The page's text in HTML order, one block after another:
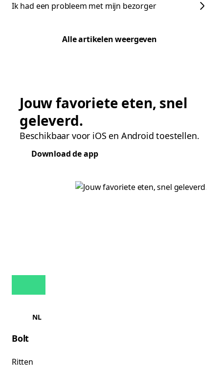
Ik had een probleem met mijn bezorger
Alle artikelen weergeven
Jouw favoriete eten, snel
geleverd.
Beschikbaar voor iOS en Android toestellen.
Download de app
NL
Bolt
Ritten